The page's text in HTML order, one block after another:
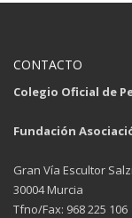
CONTACTO
Colegio Oficial de
Fundación
Gran Vía Escultor
30004 Murcia
Tfno/Fax: 968 225 106